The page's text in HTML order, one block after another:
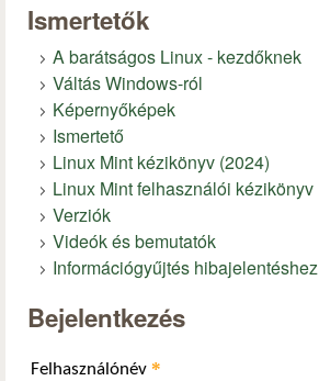
Ismertetők
A barátságos Linux - kezdőknek
Váltás Windows-ról
Képernyőképek
Ismertető
Linux Mint kézikönyv (2024)
Linux Mint felhasználói kézikönyv
Verziók
Videók és bemutatók
Információgyűjtés hibajelentéshez
Bejelentkezés
Felhasználónév *